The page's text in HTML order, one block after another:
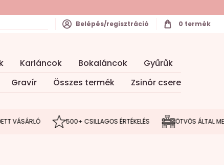
Karláncok Bokaláncok
Gyűrűk
Gravír Összes termék Zsinór csere
Belépés/regisztráció 0 termék
500+ CSILLAGOS ÉRTÉKELÉS ÖTVÖS ÁLTAL